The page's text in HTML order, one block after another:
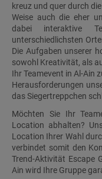
kreuz und quer durch
Weise auch die eher
dabei interaktive
unterschiedlichsten
Die Aufgaben unserer
sowohl Kreativität, als
Ihr Teamevent in Al-Ain
Herausforderungen
das Siegertreppchen
Möchten Sie Ihr
Location abhalten?
Location Ihrer Wahl
verbindet somit den
Trend-Aktivität Escape
Ain wird Ihre Gruppe